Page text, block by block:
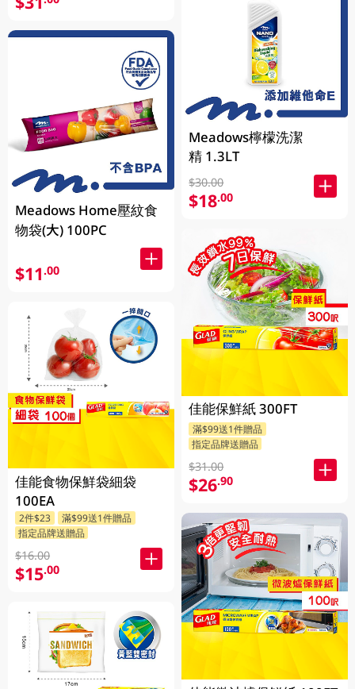
Meadows Home壓紋食
物袋(大) 100PC
$11.00
佳能食物保鮮袋細袋
100EA
2件$23
滿$99送1件贈品
指定品牌送贈品
$16.00
$15.00
Meadows檸檬洗潔
精 1.3LT
$30.00
$18.00
佳能保鮮紙 300FT
滿$99送1件贈品
指定品牌送贈品
$31.00
$26.90